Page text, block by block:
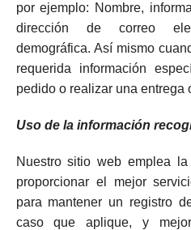
por ejemplo: Nombre,
dirección de correo
demográfica. Así mismo
requerida información
pedido o realizar una entrega
Uso de la información
Nuestro sitio web emplea
proporcionar el mejor
para mantener un registro
caso que aplique, y